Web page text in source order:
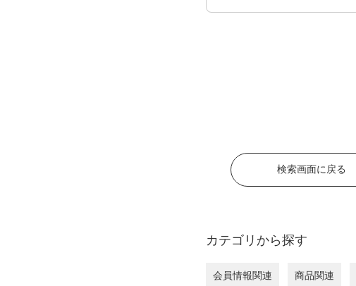
検索画面に戻る
カテゴリから探す
会員情報関連 商品関連